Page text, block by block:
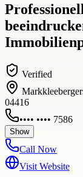
Verified
04416
•••• •••• 7586
Show
Call Now
Visit Website